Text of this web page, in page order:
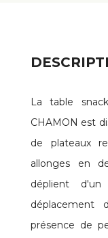
La table
CHAMON est
de plateaux
allonges en
déplient
présence de